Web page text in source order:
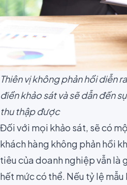
Thiên vị không phản hồi diễn
điền khảo sát và sẽ dẫn đến
thu thập được
Đối với mọi khảo sát, sẽ có
khách hàng không phản hồi
tiêu của doanh nghiệp vẫn là
hết mức có thể. Nếu tỷ lệ